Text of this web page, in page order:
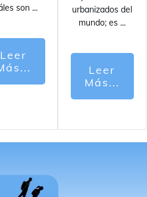
son ...
Leer
urbanizados del
mundo; es ...
Leer
Más...